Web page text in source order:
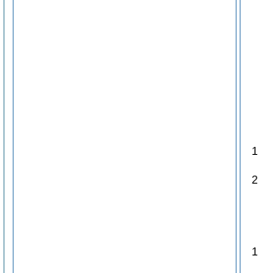
1
2
1